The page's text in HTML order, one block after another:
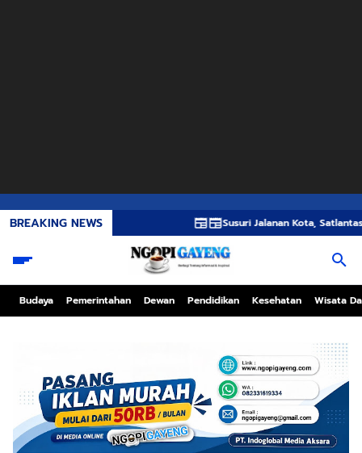
BREAKING NEWS Susuri Jalanan Kota, Satlantas Polres
Budaya Pemerintahan Dewan Pendidikan Kesehatan Wisata